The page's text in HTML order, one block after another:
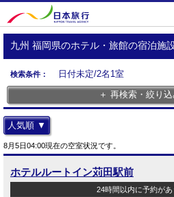
九州 福岡県のホテル・旅館の宿泊
検索条件：
日付未定/2名1室
＋ 再検索・絞り込
人気順 ▼
8月5日04:00現在の空室状況です。
ホテルルートイン苅田駅前
24時間以内に予約があ